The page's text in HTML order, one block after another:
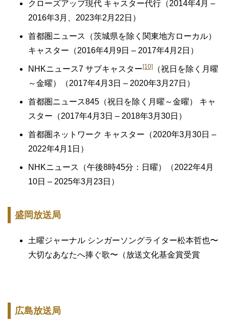
クローズアップ現代 キャスター代行（2014年4月 –
2016年3月、2023年2月22日）
首都圏ニュース（茨城県を除く関東地方ローカル）
キャスター（2016年4月9日 – 2017年4月2日）
NHKニュース7 サブキャスター [10]
（祝日を除く月曜
～金曜）（2017年4月3日 – 2020年3月27日）
首都圏ニュース845（祝日を除く月曜～金曜） キャ
スター（2017年4月3日 – 2018年3月30日）
首都圏ネットワーク キャスター（2020年3月30日 –
2022年4月1日）
NHKニュース（午後8時45分：日曜）（2022年4月
10日 – 2025年3月23日）
盛岡放送局
土曜ジャーナル シンガーソングライター松本哲也〜
大切なあなたへ捧ぐ歌〜（放送文化基金賞受賞
広島放送局